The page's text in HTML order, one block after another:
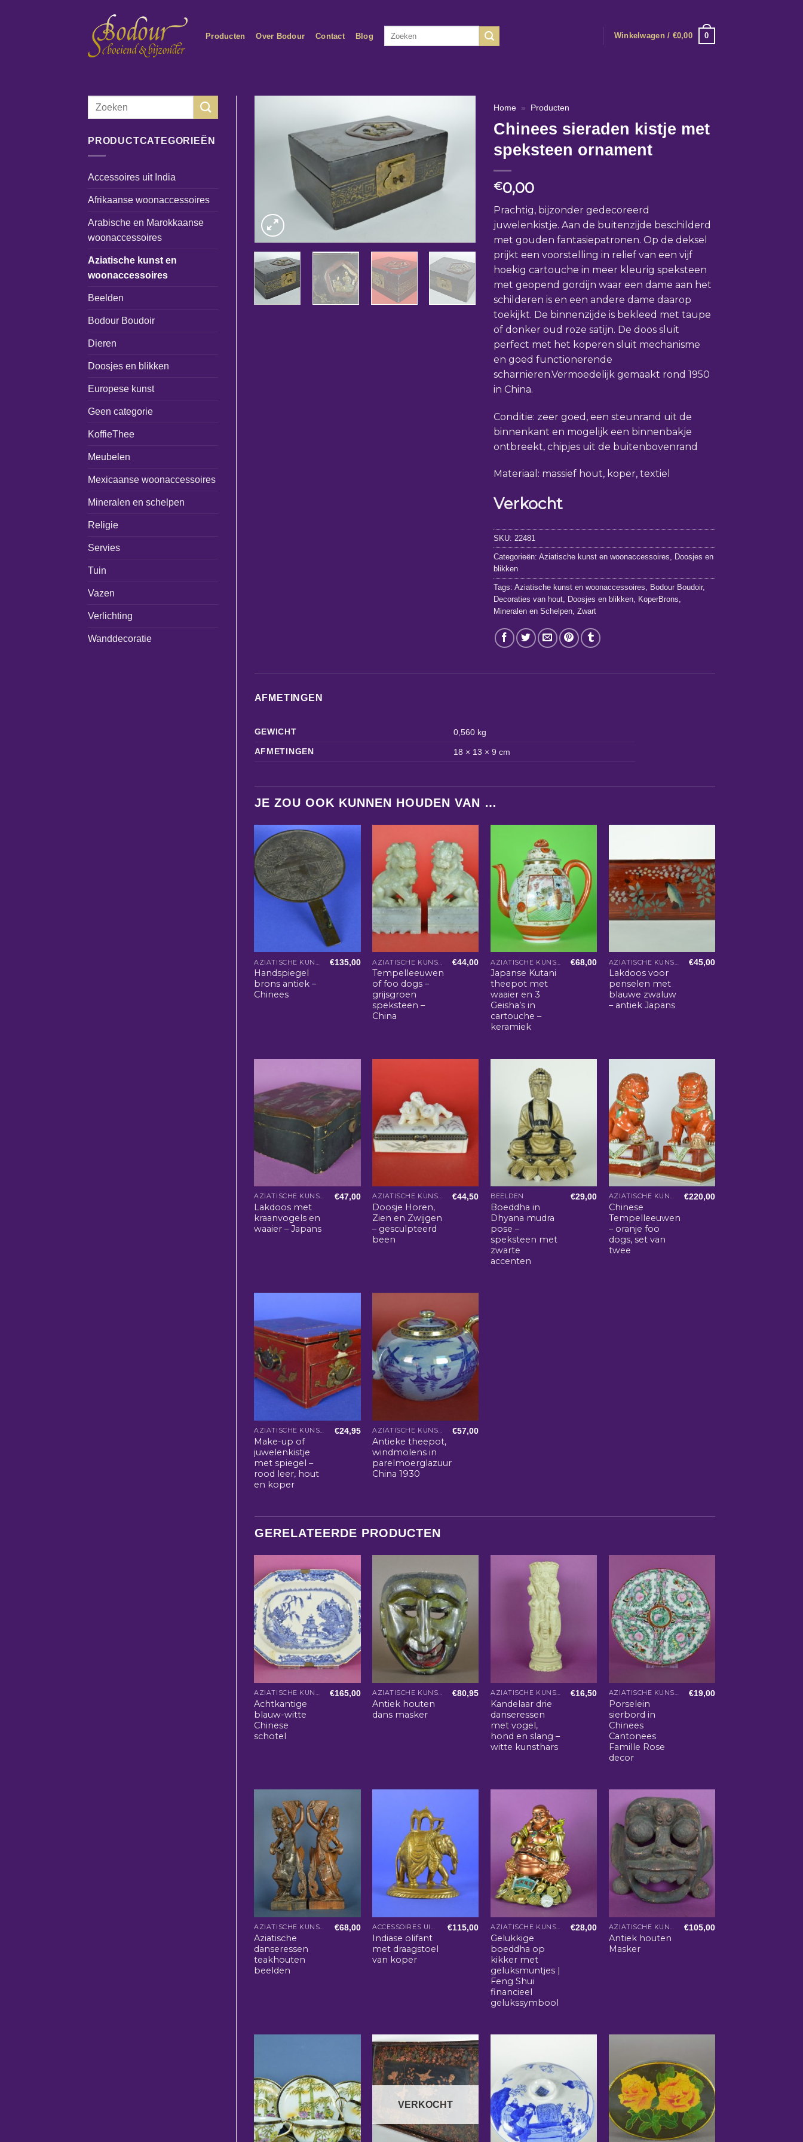
Producten Over Bodour Contact Blog Winkelwagen / €0,00 0
Zoeken
PRODUCTCATEGORIEËN
Accessoires uit India
Afrikaanse woonaccessoires
Arabische en Marokkaanse
woonaccessoires
Aziatische kunst en
woonaccessoires
Beelden
Bodour Boudoir
Dieren
Doosjes en blikken
Europese kunst
Geen categorie
KoffieThee
Meubelen
Mexicaanse woonaccessoires
Mineralen en schelpen
Religie
Servies
Tuin
Vazen
Verlichting
Wanddecoratie
Home » Producten
Chinees sieraden kistje met
speksteen ornament
€0,00
Prachtig, bijzonder gedecoreerd
juwelenkistje. Aan de buitenzijde beschilderd
met gouden fantasiepatronen. Op de deksel
prijkt een voorstelling in relief van een vijf
hoekig cartouche in meer kleurig speksteen
met geopend gordijn waar een dame aan het
schilderen is en een andere dame daarop
toekijkt. De binnenzijde is bekleed met taupe
of donker oud roze satijn. De doos sluit
perfect met het koperen sluit mechanisme
en goed functionerende
scharnieren.Vermoedelijk gemaakt rond 1950
in China.
Conditie: zeer goed, een steunrand uit de
binnenkant en mogelijk een binnenbakje
ontbreekt, chipjes uit de buitenbovenrand
Materiaal: massief hout, koper, textiel
Verkocht
SKU: 22481
Categorieën:Aziatische kunst en woonaccessoires
Doosjes en
blikken
Tags:Aziatische kunst en woonaccessoires Bodour Boudoir,
Decoraties van hout
Doosjes en blikken KoperBrons
Mineralen en Schelpen ,Zwart
AFMETINGEN
GEWICHT
0,560 kg
AFMETINGEN
18 × 13 × 9 cm
JE ZOU OOK KUNNEN HOUDEN VAN …
Handspiegel
brons antiek –
Chinees
€135,00
Tempelleeuwen
of foo dogs –
grijsgroen
speksteen –
China
€44,00
Japanse Kutani
theepot met
waaier en 3
Geisha’s in
cartouche –
keramiek
€68,00
Lakdoos voor
penselen met
blauwe zwaluw
– antiek Japans
€45,00
AZIATISCHE KUNST EN WOONACCESSOIRES
Lakdoos met
kraanvogels en
waaier – Japans
€47,00 AZIATISCHE KUNST EN WOONACCESSOIRES
Doosje Horen,
Zien en Zwijgen
– gesculpteerd
been
€44,50 BEELDEN
Boeddha in
Dhyana mudra
pose –
speksteen met
zwarte
accenten
€29,00 AZIATISCHE KUNST EN WOONACCESSOIRES
Chinese
Tempelleeuwen
– oranje foo
dogs, set van
twee
€220,00
AZIATISCHE KUNST EN WOONACCESSOIRES
Make-up of
juwelenkistje
met spiegel –
rood leer, hout
en koper
€24,95 AZIATISCHE KUNST EN WOONACCESSOIRES
Antieke theepot,
windmolens in
parelmoerglazuur
China 1930
€57,00
GERELATEERDE PRODUCTEN
AZIATISCHE KUNST EN WOONACCESSOIRES
Achtkantige
blauw-witte
Chinese
schotel
€165,00 AZIATISCHE KUNST EN WOONACCESSOIRES
Antiek houten
dans masker
€80,95 AZIATISCHE KUNST EN WOONACCESSOIRES
Kandelaar drie
danseressen
met vogel,
hond en slang –
witte kunsthars
€16,50 AZIATISCHE KUNST EN WOONACCESSOIRES
Porselein
sierbord in
Chinees
Cantonees
Famille Rose
decor
€19,00
AZIATISCHE KUNST EN WOONACCESSOIRES
Aziatische
danseressen
teakhouten
beelden
€68,00 ACCESSOIRES UIT INDIA
Indiase olifant
met draagstoel
van koper
€115,00 AZIATISCHE KUNST EN WOONACCESSOIRES
Gelukkige
boeddha op
kikker met
geluksmuntjes |
Feng Shui
financieel
gelukssymbool
€28,00 AZIATISCHE KUNST EN WOONACCESSOIRES
Antiek houten
Masker
€105,00
VERKOCHT